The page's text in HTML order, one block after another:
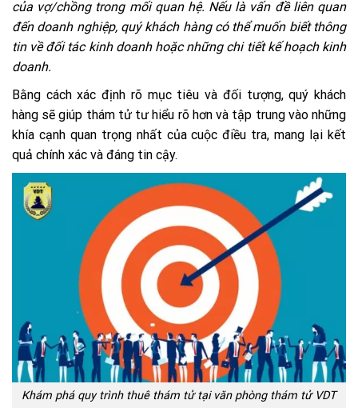
của vợ/chồng trong mối quan hệ. Nếu là vấn đề liên quan
đến doanh nghiệp, quý khách hàng có thể muốn biết thông
tin về đối tác kinh doanh hoặc những chi tiết kế hoạch kinh
doanh.
Bằng cách xác định rõ mục tiêu và đối tượng, quý khách
hàng sẽ giúp thám tử tư hiểu rõ hơn và tập trung vào những
khía cạnh quan trọng nhất của cuộc điều tra, mang lại kết
quả chính xác và đáng tin cậy.
Khám phá quy trình thuê thám tử tại văn phòng thám tử VDT